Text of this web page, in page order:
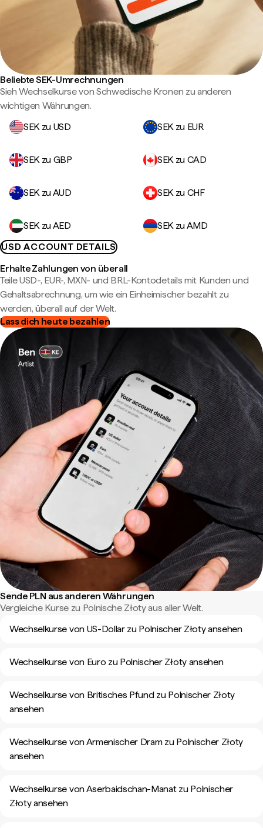
Beliebte SEK-Umrechnungen
Sieh Wechselkurse von Schwedische Kronen zu anderen
wichtigen Währungen.
SEK zu USD
SEK zu EUR
SEK zu GBP SEK zu CAD
SEK zu AUD SEK zu CHF
SEK zu AED
SEK zu AMD
USD ACCOUNT DETAILS
Erhalte Zahlungen von überall
Teile USD-, EUR-, MXN- und BRL-Kontodetails mit Kunden und
Gehaltsabrechnung, um wie ein Einheimischer bezahlt zu
werden, überall auf der Welt.
Lass dich heute bezahlen
Sende PLN aus anderen Währungen
Vergleiche Kurse zu Polnische Złoty aus aller Welt.
Wechselkurse von US-Dollar zu Polnischer Złoty ansehen
Wechselkurse von Euro zu Polnischer Złoty ansehen
Wechselkurse von Britisches Pfund zu Polnischer Złoty
ansehen
Wechselkurse von Armenischer Dram zu Polnischer Złoty
ansehen
Wechselkurse von Aserbaidschan-Manat zu Polnischer
Złoty ansehen